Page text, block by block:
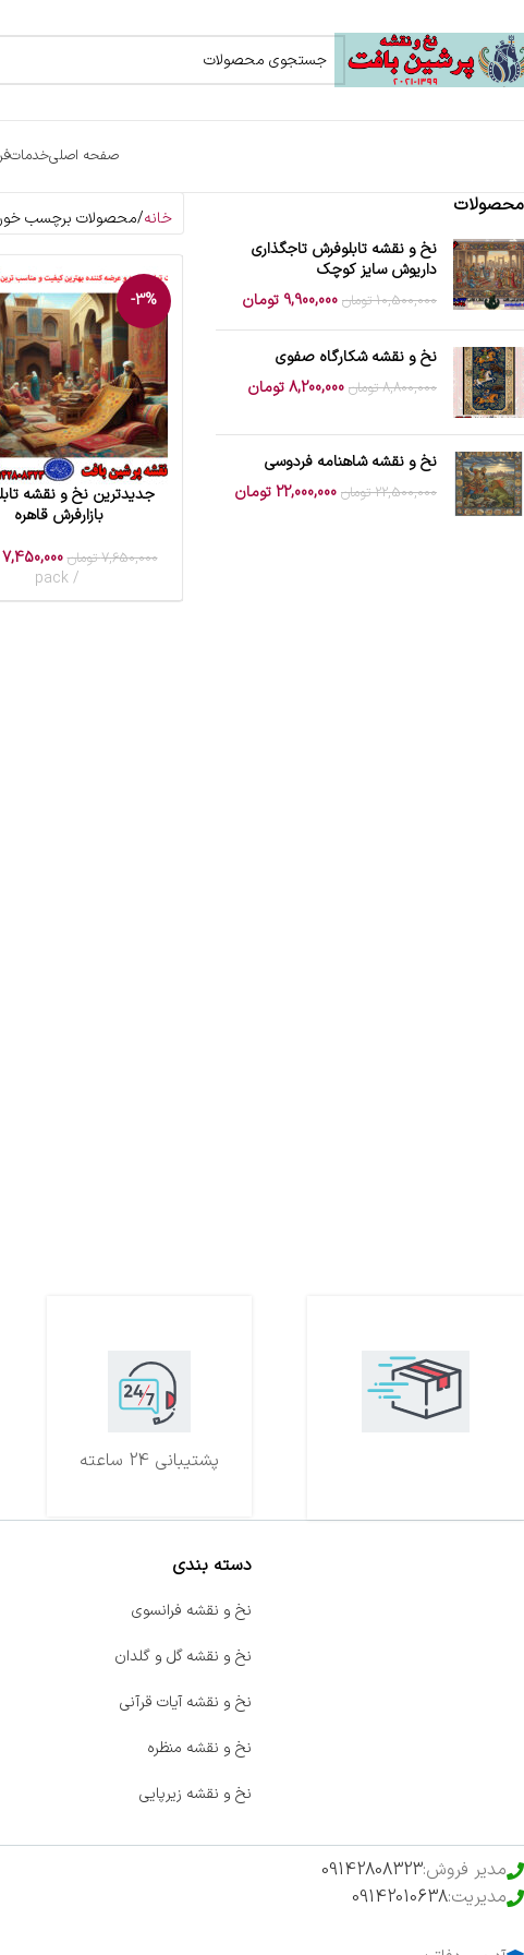
صفحه اصلیخدمات
محصولات
نخ و نقشه تابلوفرش تاجگذاری
داریوش سایز کوچک
10,500,000 تومان 9,900,000 تومان
نخ و نقشه شکارگاه صفوی
8,800,000 تومان 8,200,000تومان
نخ و نقشه شاهنامه فردوسی
22,500,000 تومان 22,000,000تومان
خانه محصولات برچسب
-3%
افزودن به سبد خرید
جدیدترین نخ و نقشه
بازارفرش قاهره
7,650,000 تومان 7,450,000
pack
پشتیبانی 24 ساعته
دسته بندی
نخ و نقشه فرانسوی
نخ و نقشه گل و گلدان
نخ و نقشه آیات قرآنی
نخ و نقشه منظره
نخ و نقشه زیرپایی
مدیر فروش:09142808323
مدیریت:09142010638